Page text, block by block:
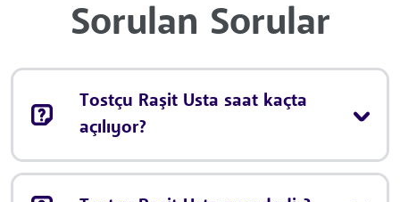
Sorulan Sorular
Tostçu Raşit Usta saat kaçta
açılıyor?